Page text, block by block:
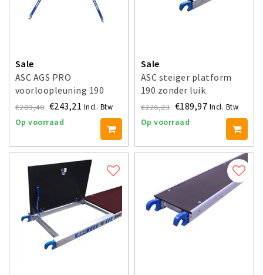
Sale
ASC AGS PRO
voorloopleuning 190
€289,40 €243,21 Incl. Btw
Op voorraad
Sale
ASC steiger platform
190 zonder luik
€226,23 €189,97 Incl. Btw
Op voorraad